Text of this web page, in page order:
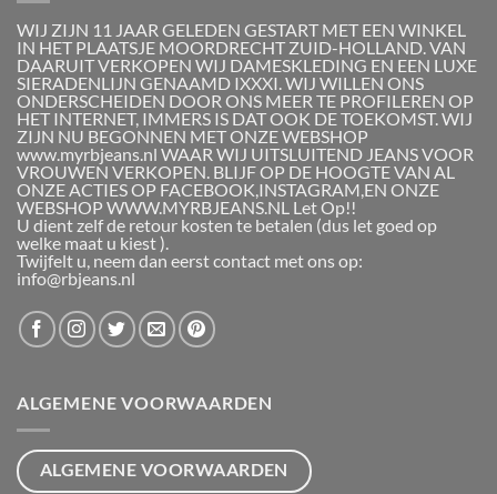
WIJ ZIJN 11 JAAR GELEDEN GESTART MET EEN WINKEL
IN HET PLAATSJE MOORDRECHT ZUID-HOLLAND. VAN
DAARUIT VERKOPEN WIJ DAMESKLEDING EN EEN LUXE
SIERADENLIJN GENAAMD IXXXI. WIJ WILLEN ONS
ONDERSCHEIDEN DOOR ONS MEER TE PROFILEREN OP
HET INTERNET, IMMERS IS DAT OOK DE TOEKOMST. WIJ
ZIJN NU BEGONNEN MET ONZE WEBSHOP
www.myrbjeans.nl WAAR WIJ UITSLUITEND JEANS VOOR
VROUWEN VERKOPEN. BLIJF OP DE HOOGTE VAN AL
ONZE ACTIES OP FACEBOOK,INSTAGRAM,EN ONZE
WEBSHOP WWW.MYRBJEANS.NL Let Op!!
U dient zelf de retour kosten te betalen (dus let goed op
welke maat u kiest ).
Twijfelt u, neem dan eerst contact met ons op:
info@rbjeans.nl
ALGEMENE VOORWAARDEN
ALGEMENE VOORWAARDEN